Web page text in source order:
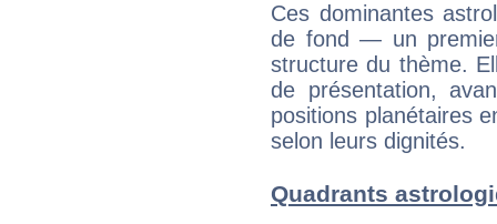
Ces dominantes
de fond — un
structure du thème.
de présentation,
positions planétaires
selon leurs dignités.
Quadrants